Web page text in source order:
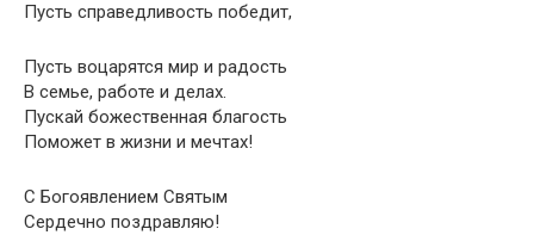
Пусть справедливость победит,
Пусть воцарятся мир и радость
В семье, работе и делах.
Пускай божественная благость
Поможет в жизни и мечтах!
С Богоявлением Святым
Сердечно поздравляю!